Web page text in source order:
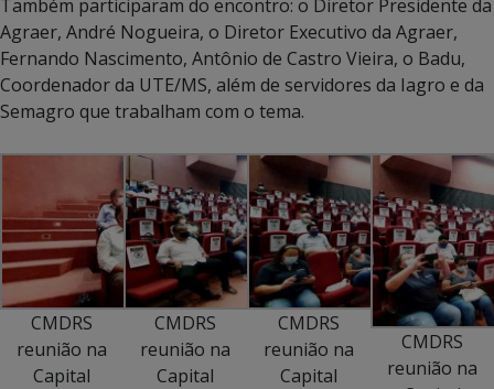
Também participaram do encontro: o Diretor Presidente da
Agraer, André Nogueira, o Diretor Executivo da Agraer,
Fernando Nascimento, Antônio de Castro Vieira, o Badu,
Coordenador da UTE/MS, além de servidores da Iagro e da
Semagro que trabalham com o tema.
CMDRS
reunião na
Capital
CMDRS
reunião na
Capital
CMDRS
reunião na
Capital
CMDRS
reunião na